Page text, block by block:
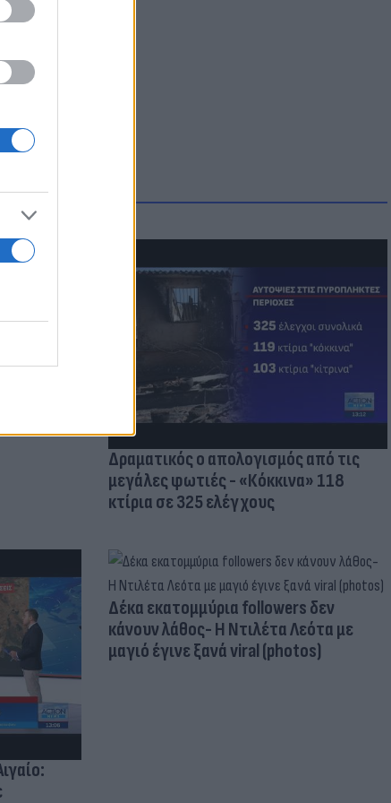
Οι
ειδών
Δραματικός ο απολογισμός από τις
μεγάλες φωτιές - «Κόκκινα» 118
κτίρια σε 325 ελέγχους
Δέκα εκατομμύρια followers δεν
κάνουν λάθος- Η Ντιλέτα Λεότα με
μαγιό έγινε ξανά viral (photos)